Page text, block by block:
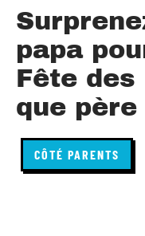
papa
Fête
que père
CÔTÉ PARENTS